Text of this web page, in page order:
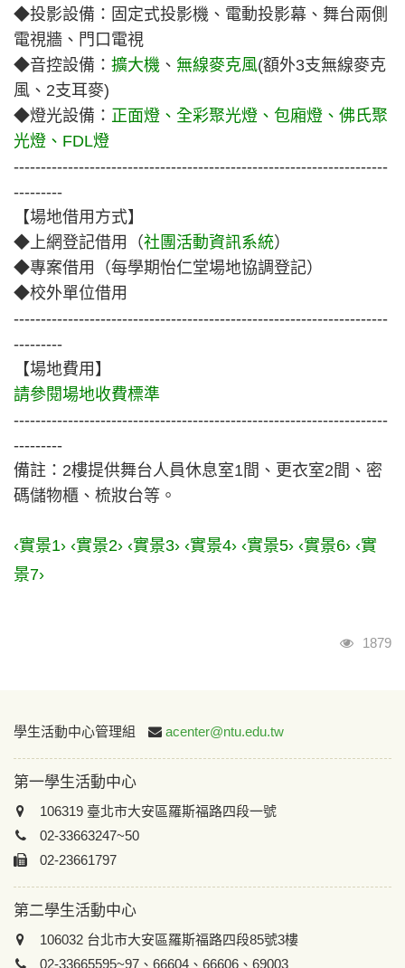
◆投影設備：固定式投影機、電動投影幕 、 舞台兩側
電視牆、門口電視
◆音控設備： 擴大機 、 無線麥克風(額外3支無線麥克
風、2支耳麥)
◆燈光設備： 正面燈、全彩聚光燈、包廂燈、佛氏聚
光燈、FDL燈
---------------------------------------------------------------------
---------
【場地借用方式】
◆上網登記借用（社團活動資訊系統）
◆專案借用（每學期怡仁堂場地協調登記）
◆校外單位借用
---------------------------------------------------------------------
---------
【場地費用】
請參閱場地收費標準
---------------------------------------------------------------------
---------
備註： 2樓提供舞台人員休息室1間、更衣室2間、密
碼儲物櫃、梳妝台等。
‹實景1› ‹實景2› ‹實景3› ‹實景4› ‹實景5› ‹實景6› ‹實
景7›
瀏覽人
1879
:::
學生活動中心管理組 acenter@ntu.edu.tw
第一學生活動中心
106319 臺北市大安區羅斯福路四段一號
02-33663247~50
02-23661797
第二學生活動中心
106032 台北市大安區羅斯福路四段85號3樓
02-33665595~97、66604、66606、69003